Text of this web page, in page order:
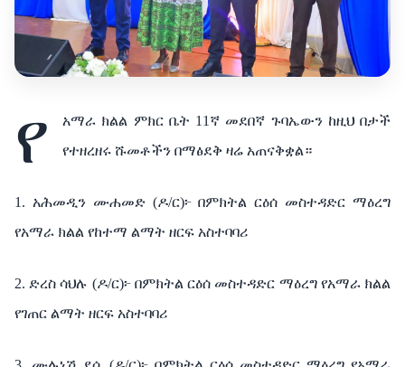
የ
አማራ ክልል ምክር ቤት 11ኛ መደበኛ ጉባኤውን ከዚህ በታች
የተዘረዘሩ ሹመቶችን በማፅደቅ ዛሬ አጠናቅቋል።
1. አሕመዲን ሙሐመድ (ዶ/ር)፦ በምክትል ርዕሰ መስተዳድር ማዕረግ
የአማራ ክልል የከተማ ልማት ዘርፍ አስተባባሪ
2. ድረስ ሳህሉ (ዶ/ር)፦ በምክትል ርዕሰ መስተዳድር ማዕረግ የአማራ ክልል
የገጠር ልማት ዘርፍ አስተባባሪ